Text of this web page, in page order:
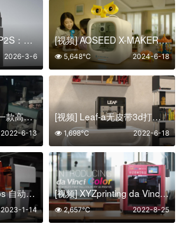
[视频] Bambu Lab P2S：再一次，成为经典！
2026-3-6
[视频] AOSEED X-MAKER JOY：一款为孩子创造无尽玩具的智能3D打印机
2024-6-18
5,648℃
[视频] Kendle K2 : 一款高速专业的 LCD光固化3D打印机
2022-6-13
[视频] Leaf-a无皮带3d打印机
2022-6-18
1,698℃
[视频] 引入 Formlabs 自动化生态系统：24*7 生产变得简单
2023-1-14
[视频] XYZprinting da Vinci Color-世界第一台全彩FFF 3D打印机
2022-8-25
2,657℃